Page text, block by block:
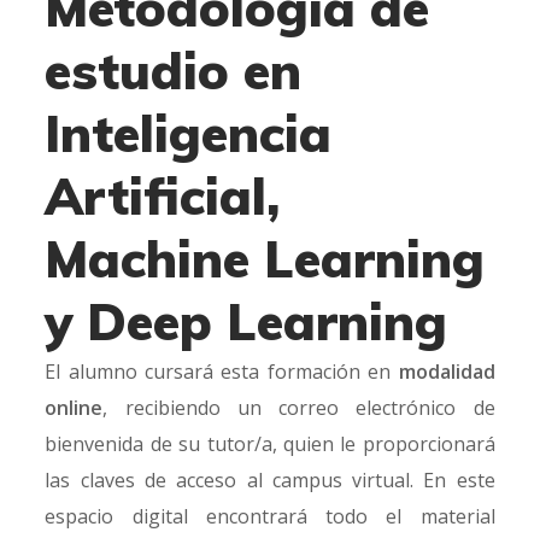
estudio en
Inteligencia
Artificial,
Machine Learning
y Deep Learning
El alumno cursará esta formación en modalidad
online, recibiendo un correo electrónico de
bienvenida de su tutor/a, quien le proporcionará
las claves de acceso al campus virtual. En este
espacio digital encontrará todo el material